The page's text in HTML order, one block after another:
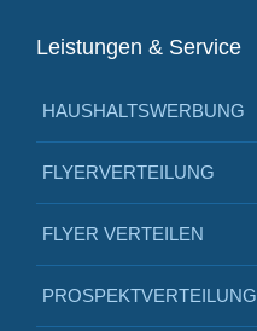
Leistungen & Service
HAUSHALTSWERBUNG
FLYERVERTEILUNG
FLYER VERTEILEN
PROSPEKTVERTEILUNG